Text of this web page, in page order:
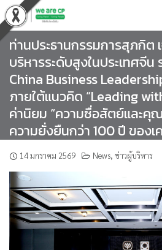
Skip
to
content
ท่านประธานกรรมการสุภกิต
บริหารระดับสูงในประเทศจีน
China Business
ภายใต้แนวคิด “Leading
ค่านิยม “ความซื่อสัตย์และคุ
ความยั่งยืนกว่า 100 ปี ของ
14 มกราคม 2569 News, ข่าวผู้บริหาร